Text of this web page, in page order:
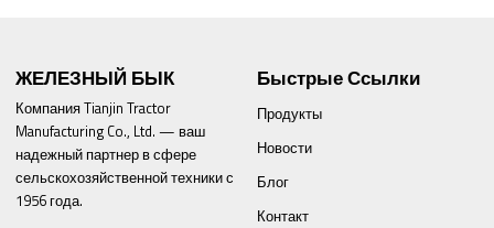
ЖЕЛЕЗНЫЙ БЫК
Компания Tianjin Tractor
Manufacturing Co., Ltd. — ваш
надежный партнер в сфере
сельскохозяйственной техники с
1956 года.
Быстрые Ссылки
Продукты
Новости
Блог
Контакт